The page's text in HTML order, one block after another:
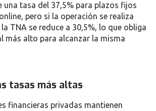
una tasa del 37,5% para plazos fijos
, pero si la operación se realiza
la TNA se reduce a 30,5%, lo que obliga
más alto para alcanzar la misma
tasas más altas
financieras privadas mantienen